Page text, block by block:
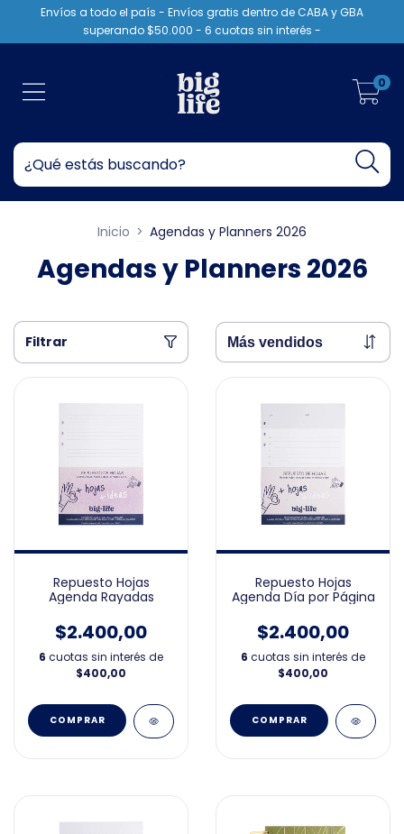
Envíos a todo el país - Envíos gratis dentro de CABA y GBA
superando $50.000 - 6 cuotas sin interés -
0
Inicio > Agendas y Planners 2026
Agendas y Planners 2026
Filtrar
Repuesto Hojas
Agenda Rayadas
$2.400,00
6 cuotas sin interés de
$400,00
Repuesto Hojas
Agenda Día por Página
$2.400,00
6 cuotas sin interés de
$400,00